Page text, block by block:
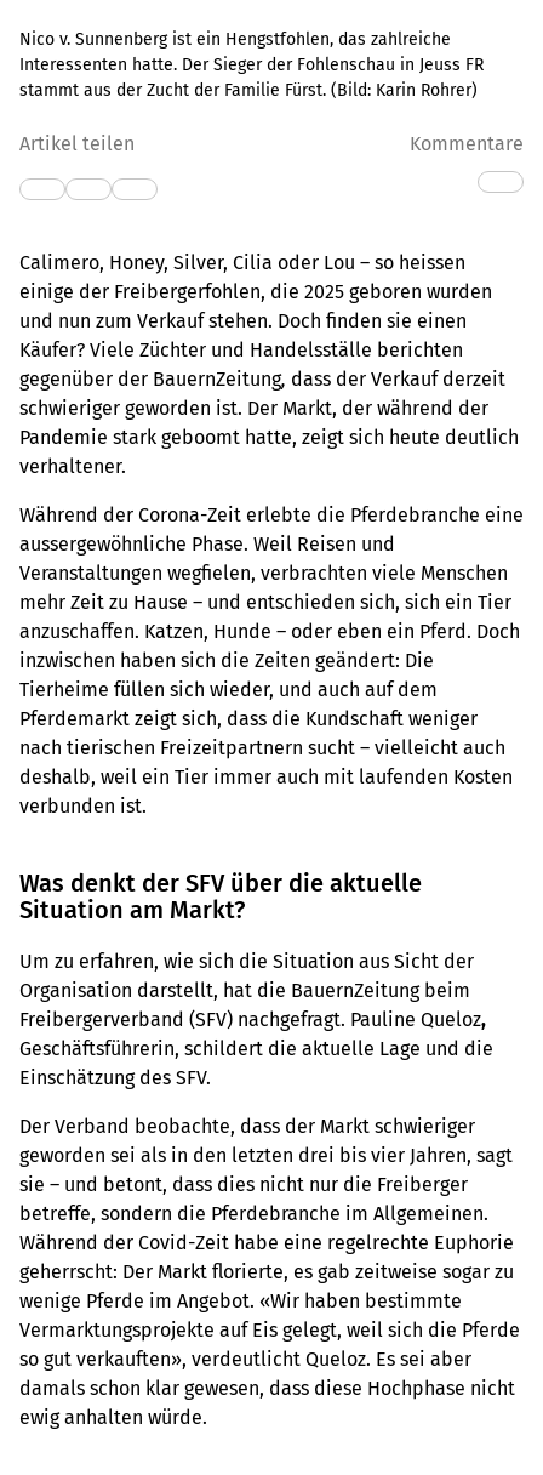
Nico v. Sunnenberg ist ein Hengstfohlen, das zahlreiche
Interessenten hatte. Der Sieger der Fohlenschau in Jeuss FR
stammt aus der Zucht der Familie Fürst. (Bild: Karin Rohrer)
Artikel teilen Kommentare
Calimero, Honey, Silver, Cilia oder Lou – so heissen
einige der Freibergerfohlen, die 2025 geboren wurden
und nun zum Verkauf stehen. Doch finden sie einen
Käufer? Viele Züchter und Handelsställe berichten
gegenüber der BauernZeitung, dass der Verkauf derzeit
schwieriger geworden ist. Der Markt, der während der
Pandemie stark geboomt hatte, zeigt sich heute deutlich
verhaltener.
Während der Corona-Zeit erlebte die Pferdebranche eine
aussergewöhnliche Phase. Weil Reisen und
Veranstaltungen wegfielen, verbrachten viele Menschen
mehr Zeit zu Hause – und entschieden sich, sich ein Tier
anzuschaffen. Katzen, Hunde – oder eben ein Pferd. Doch
inzwischen haben sich die Zeiten geändert: Die
Tierheime füllen sich wieder, und auch auf dem
Pferdemarkt zeigt sich, dass die Kundschaft weniger
nach tierischen Freizeitpartnern sucht – vielleicht auch
deshalb, weil ein Tier immer auch mit laufenden Kosten
verbunden ist.
Was denkt der SFV über die aktuelle
Situation am Markt?
Um zu erfahren, wie sich die Situation aus Sicht der
Organisation darstellt, hat die BauernZeitung beim
Freibergerverband (SFV) nachgefragt. Pauline Queloz,
Geschäftsführerin, schildert die aktuelle Lage und die
Einschätzung des SFV.
Der Verband beobachte, dass der Markt schwieriger
geworden sei als in den letzten drei bis vier Jahren, sagt
sie – und betont, dass dies nicht nur die Freiberger
betreffe, sondern die Pferdebranche im Allgemeinen.
Während der Covid-Zeit habe eine regelrechte Euphorie
geherrscht: Der Markt florierte, es gab zeitweise sogar zu
wenige Pferde im Angebot. «Wir haben bestimmte
Vermarktungsprojekte auf Eis gelegt, weil sich die Pferde
so gut verkauften», verdeutlicht Queloz. Es sei aber
damals schon klar gewesen, dass diese Hochphase nicht
ewig anhalten würde.